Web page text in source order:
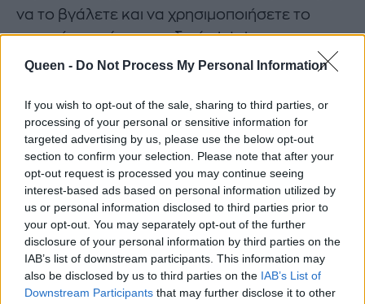
Queen - Do Not Process My Personal Information
If you wish to opt-out of the sale, sharing to third parties, or
processing of your personal or sensitive information for
targeted advertising by us, please use the below opt-out
section to confirm your selection. Please note that after your
opt-out request is processed you may continue seeing
interest-based ads based on personal information utilized by
us or personal information disclosed to third parties prior to
your opt-out. You may separately opt-out of the further
disclosure of your personal information by third parties on the
IAB’s list of downstream participants. This information may
also be disclosed by us to third parties on the IAB’s List of
Downstream Participants that may further disclose it to other
να το βγάλετε και να χρησιμοποιήσετε το
τσαντάκι ως ένα μοναδικό clutch.
Συνδυάζεται υπέροχα με ένα βραδινό φόρεμα
στενό τζιν σε σύνθεση με ένα πορτοκαλί top.
Γόβες ή πέδιλα μπορούν να το απογειώσουν.
Μπορείτε να αγοράσετε την τσάντα στην τιμή
των €550.
ΑΞΕΣΟΥΑΡ ΣΧΕΔΙΑΣΤΗΣ CHLOE